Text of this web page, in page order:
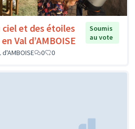
et des étoiles
Val d’AMBOISE
Soumis
au vote
d'AMBOISE
0 0